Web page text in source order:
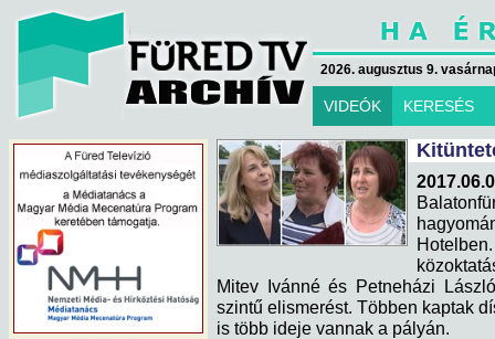
2026. augusztus 9.
VIDEÓK KERESÉS
Mitev Ivánné és Petneházi
szintű elismerést. Többen kaptak
is több ideje vannak a pályán.